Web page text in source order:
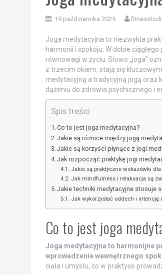
19 października 2025
Joga medytacyjna to niezwykła
harmonii i spokoju. W dobie
równowagi w życiu. Słowo „joga”
z trzecim okiem, stają się
medytacyjną a tradycyjną jogą oraz
dążeniu do zdrowia psychicznego i
Spis treści
Co to jest joga medytacyjna?
Jakie są różnice między jogą
Jakie są korzyści płynące z jogi
Jak rozpocząć praktykę jogi
Jakie są praktyczne wskazówki
Jak mindfulness i relaksacja są
Jakie techniki medytacyjne stosuje
Jak wykorzystać oddech i intencję
Co to jest joga
Joga medytacyjna to harmonijne
wprowadzenie wewnętrznego
ciała i umysłu, co w praktyce